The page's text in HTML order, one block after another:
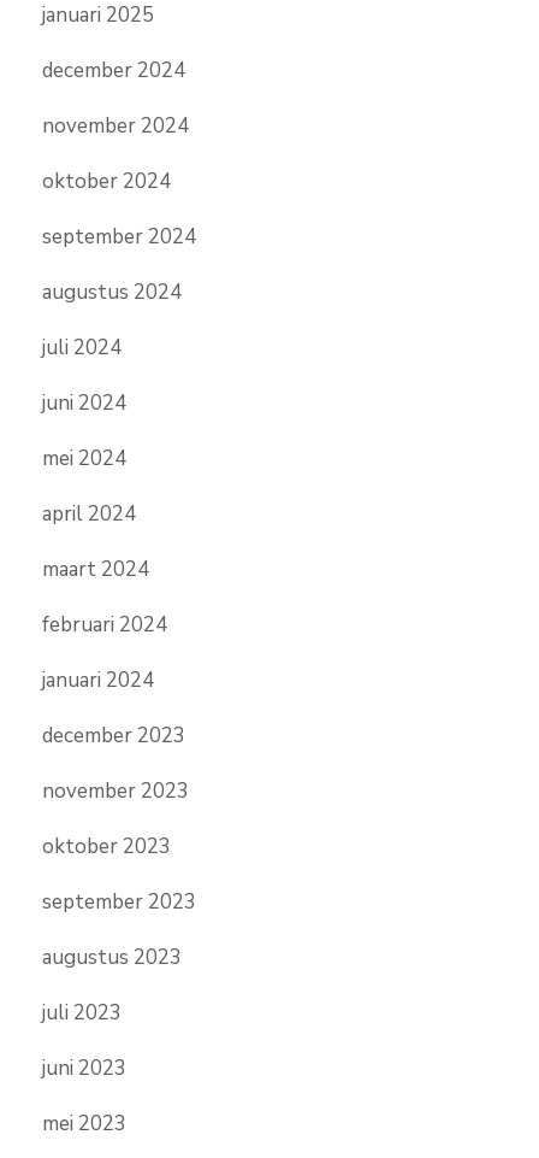
januari 2025
december 2024
november 2024
oktober 2024
september 2024
augustus 2024
juli 2024
juni 2024
mei 2024
april 2024
maart 2024
februari 2024
januari 2024
december 2023
november 2023
oktober 2023
september 2023
augustus 2023
juli 2023
juni 2023
mei 2023